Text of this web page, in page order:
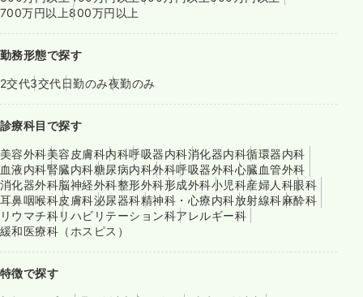
700万円以上800万円以上
勤務形態で探す
2交代3交代日勤のみ夜勤のみ
診療科目で探す
美容外科美容皮膚科内科呼吸器内科消化器内科循環器内科
血液内科腎臓内科糖尿病内科外科呼吸器外科心臓血管外科
消化器外科脳神経外科整形外科形成外科小児科産婦人科眼科
耳鼻咽喉科皮膚科泌尿器科精神科・心療内科放射線科麻酔科
リウマチ科リハビリテーション科アレルギー科
緩和医療科（ホスピス）
特徴で探す